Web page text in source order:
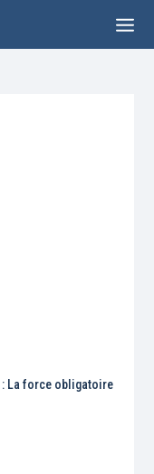
La force obligatoire